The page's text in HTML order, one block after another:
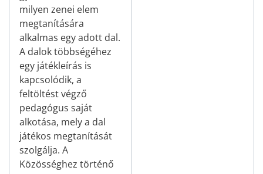
milyen zenei elem
megtanítására
alkalmas egy adott dal.
A dalok többségéhez
egy játékleírás is
kapcsolódik, a
feltöltést végző
pedagógus saját
alkotása, mely a dal
játékos megtanítását
szolgálja. A
Közösséghez történő